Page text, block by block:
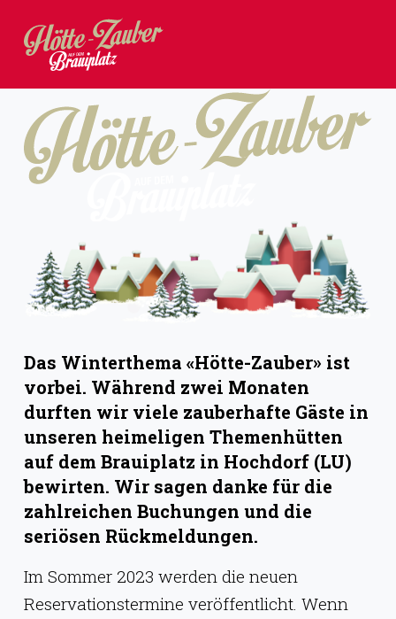
u
n
h
n
g
e
n
Das Winterthema «Hötte-Zauber» ist
vorbei. Während zwei Monaten
durften wir viele zauberhafte Gäste in
unseren heimeligen Themenhütten
auf dem Brauiplatz in Hochdorf (LU)
bewirten. Wir sagen danke für die
zahlreichen Buchungen und die
seriösen Rückmeldungen.
Im Sommer 2023 werden die neuen
Reservationstermine veröffentlicht. Wenn